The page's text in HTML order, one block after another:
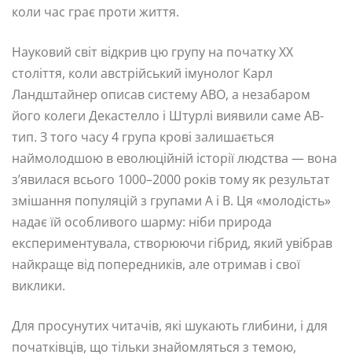
коли час грає проти життя.
Науковий світ відкрив цю групу на початку XX
століття, коли австрійський імунолог Карл
Ландштайнер описав систему ABO, а незабаром
його колеги Декастелло і Штурлі виявили саме AB-
тип. З того часу 4 група крові залишається
наймолодшою в еволюційній історії людства — вона
з’явилася всього 1000–2000 років тому як результат
змішання популяцій з групами А і В. Ця «молодість»
надає їй особливого шарму: ніби природа
експериментувала, створюючи гібрид, який увібрав
найкраще від попередників, але отримав і свої
виклики.
Для просунутих читачів, які шукають глибини, і для
початківців, що тільки знайомляться з темою,